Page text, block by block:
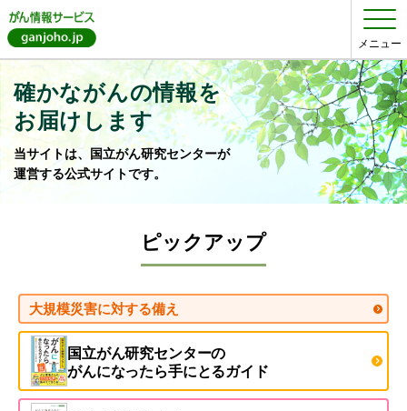
メニュー
確かながんの情報を
お届けします
当サイトは、国立がん研究センターが
運営する公式サイトです。
ピックアップ
大規模災害に対する備え
国立がん研究センターの
がんになったら手にとるガイド